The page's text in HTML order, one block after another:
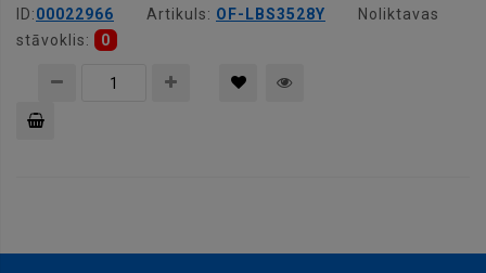
ID:00022966 Artikuls: OF-LBS3528Y
Noliktavas
stāvoklis:
0